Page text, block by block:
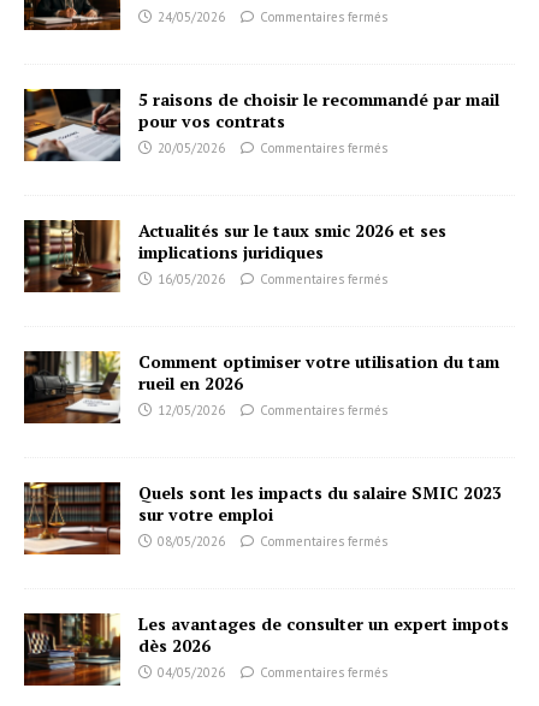
24/05/2026 Commentaires fermés
5 raisons de choisir le recommandé par mail
pour vos contrats
20/05/2026 Commentaires fermés
Actualités sur le taux smic 2026 et ses
implications juridiques
16/05/2026 Commentaires fermés
Comment optimiser votre utilisation du tam
rueil en 2026
12/05/2026 Commentaires fermés
Quels sont les impacts du salaire SMIC 2023
sur votre emploi
08/05/2026 Commentaires fermés
Les avantages de consulter un expert impots
dès 2026
04/05/2026 Commentaires fermés